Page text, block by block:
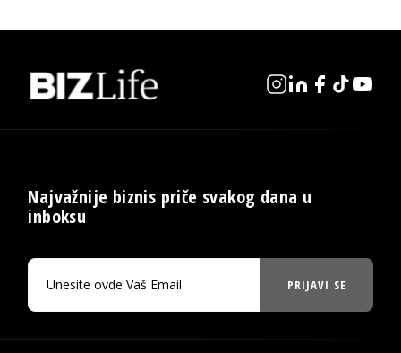
Najvažnije biznis priče svakog dana u
inboksu
PRIJAVI SE